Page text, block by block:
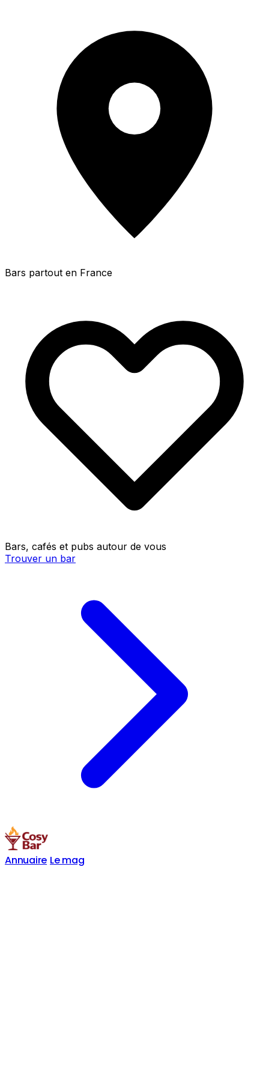
Bars partout en France
Bars, cafés et pubs autour de vous
Trouver un bar
Annuaire Le mag